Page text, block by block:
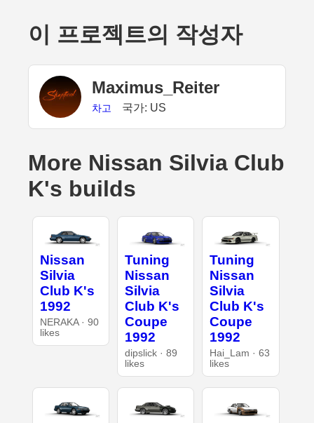
이 프로젝트의 작성자
Maximus_Reiter
차고 국가: US
More Nissan Silvia Club
K's builds
Nissan
Silvia
Club K's
1992
NERAKA · 90
likes
Tuning
Nissan
Silvia
Club K's
Coupe
1992
dipslick · 89
likes
Tuning
Nissan
Silvia
Club K's
Coupe
1992
Hai_Lam · 63
likes